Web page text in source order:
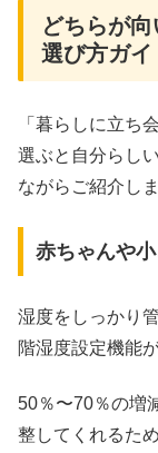
どちらが
選び方ガイ
「暮らしに立ち
選ぶと自分らし
ながらご紹介しま
赤ちゃんや
湿度をしっかり
階湿度設定機能
50％〜70％の増
整してくれるた